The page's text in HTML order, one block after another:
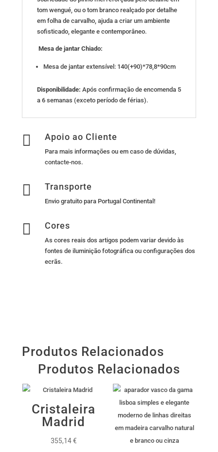
tom wengué, ou o tom branco realçado por detalhe
em folha de carvalho, ajuda a criar um ambiente
sofisticado, elegante e contemporâneo.
Mesa de jantar Chiado:
Mesa de jantar extensível: 140(+90)*78,8*90cm
Disponibilidade: Após confirmação de encomenda 5
a 6 semanas (exceto período de férias).
 Apoio ao Cliente
Para mais informações ou em caso de dúvidas,
contacte-nos.
 Transporte
Envio gratuito para Portugal Continental!
 Cores
As cores reais dos artigos podem variar devido às
fontes de iluminição fotográfica ou configurações dos
ecrãs.
Produtos Relacionados
Produtos Relacionados
Cristaleira
Madrid
355,14€